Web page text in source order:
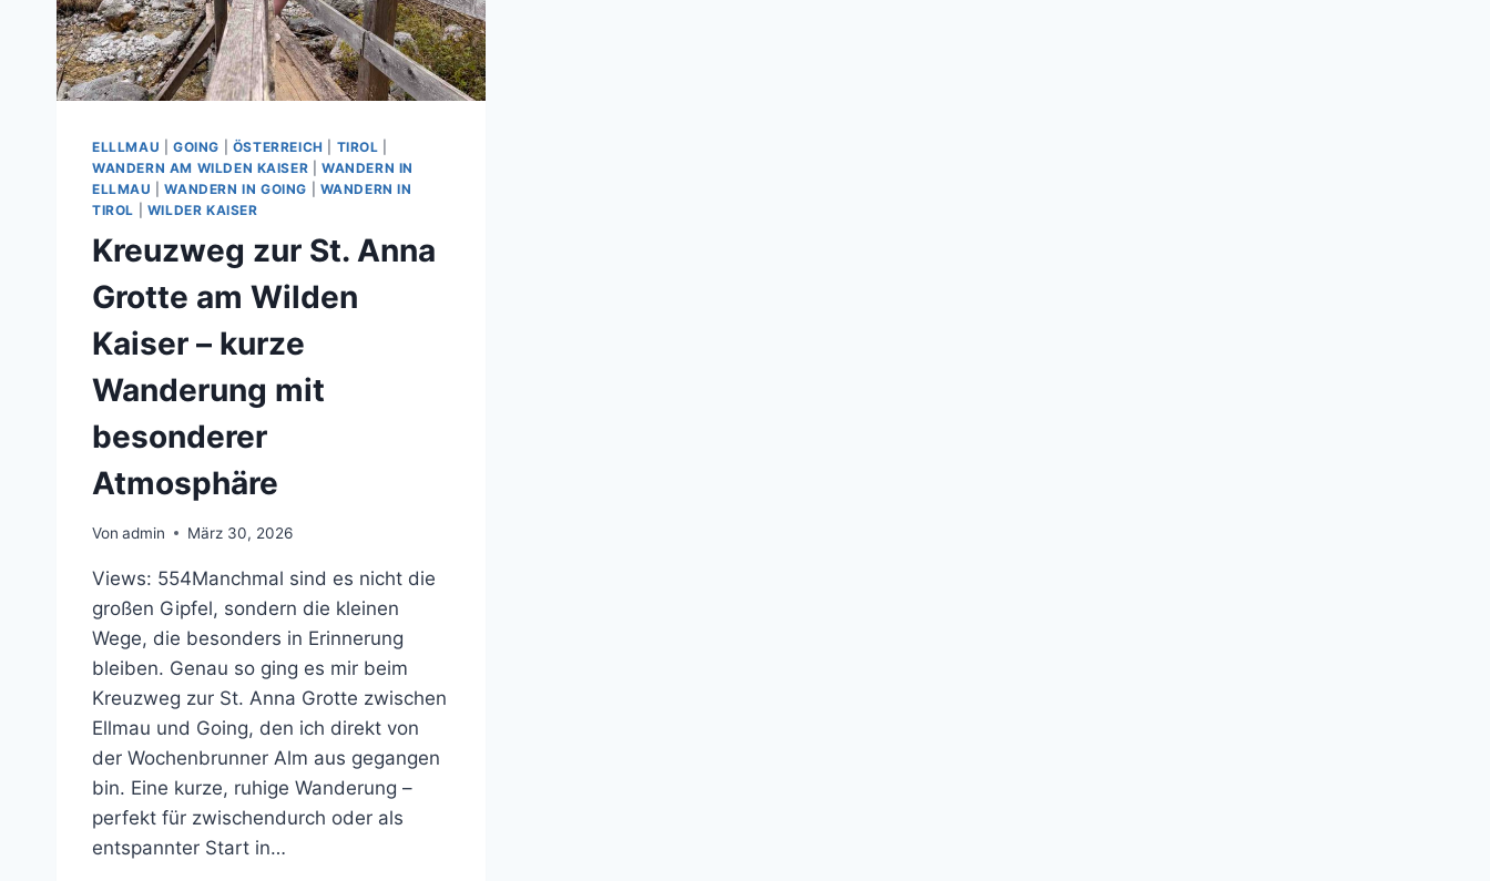
ELLLMAU GOING ÖSTERREICH TIROL
WANDERN AM WILDEN KAISER |WANDERN IN
ELLMAU
|WANDERN IN GOING
WANDERN IN
TIROL
WILDER KAISER
Kreuzweg zur St. Anna
Grotte am Wilden
Kaiser – kurze
Wanderung mit
besonderer
Atmosphäre
Von admin März 30, 2026
Views: 554Manchmal sind es nicht die
großen Gipfel, sondern die kleinen
Wege, die besonders in Erinnerung
bleiben. Genau so ging es mir beim
Kreuzweg zur St. Anna Grotte zwischen
Ellmau und Going, den ich direkt von
der Wochenbrunner Alm aus gegangen
bin. Eine kurze, ruhige Wanderung –
perfekt für zwischendurch oder als
entspannter Start in…